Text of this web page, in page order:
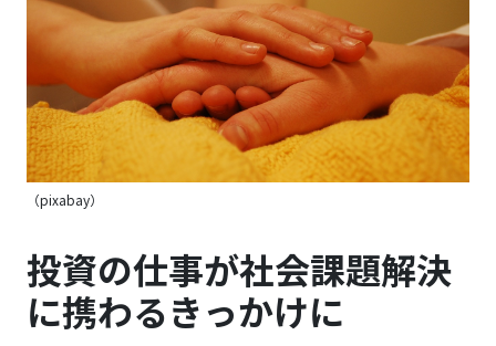
（pixabay）
投資の仕事が社会課題解決
に携わるきっかけに